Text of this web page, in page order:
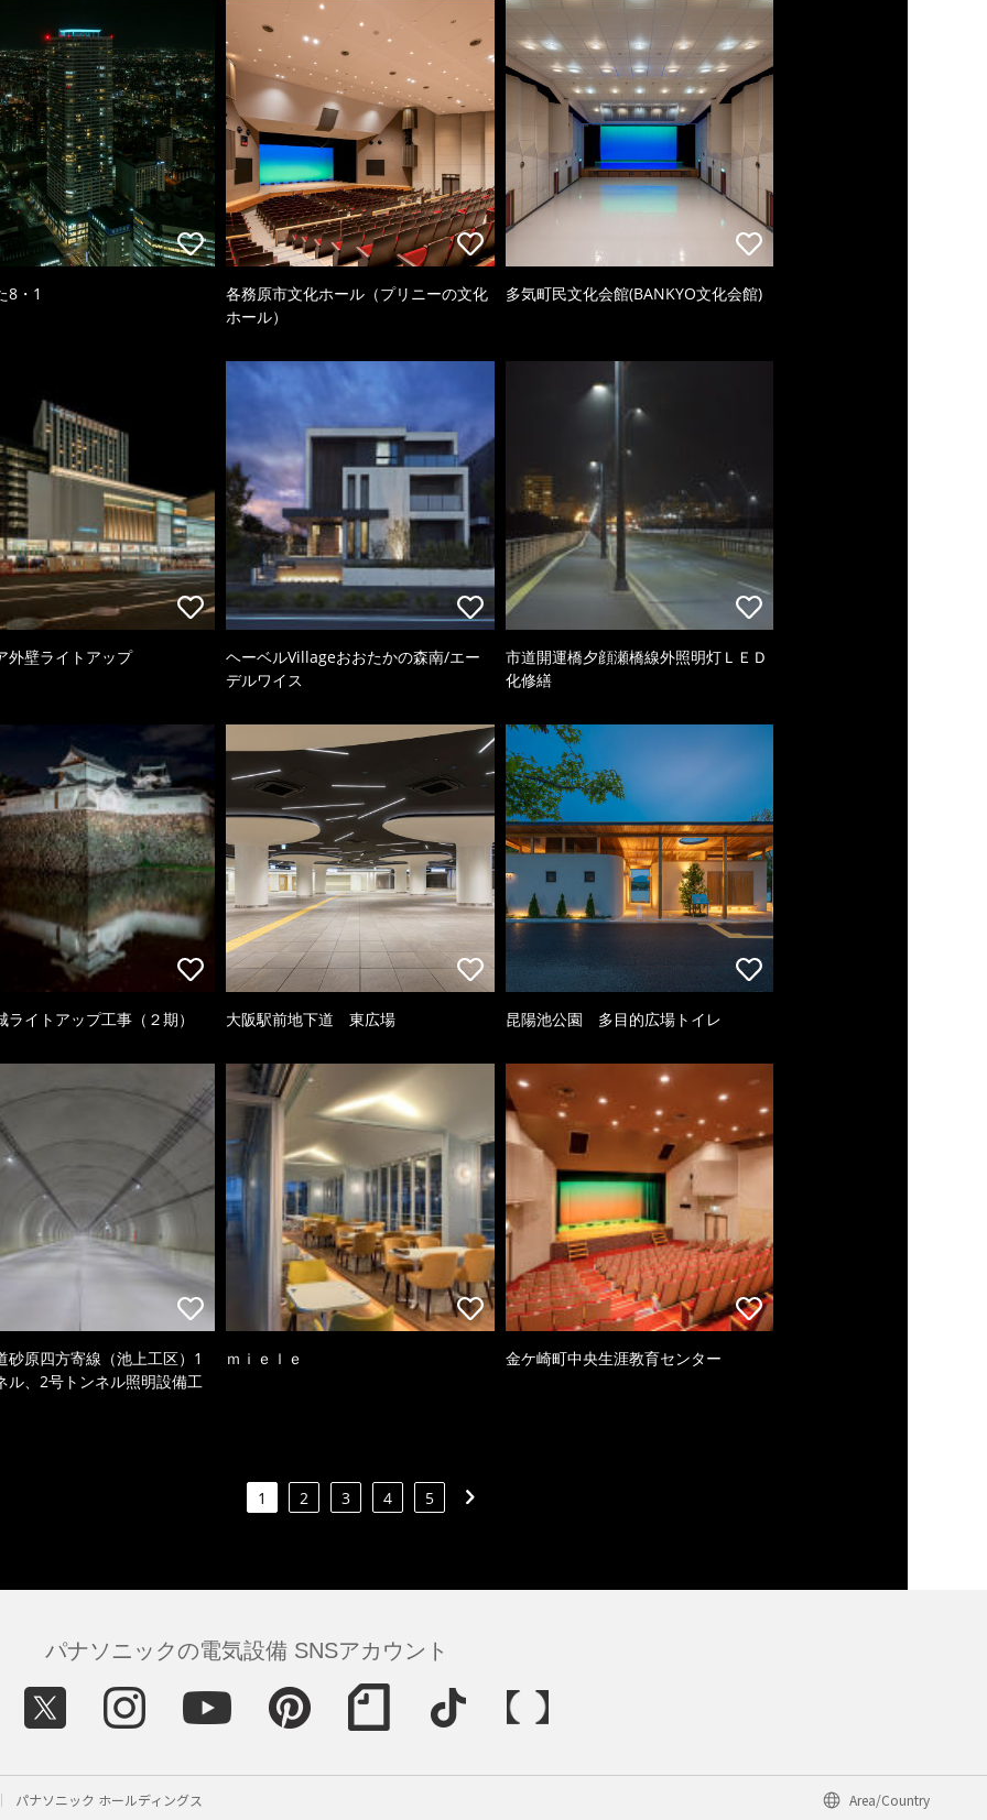
8・1
各務原市文化ホール（プリニーの文化
ホール）
多気町民文化会館(BANKYO文化会館)
外壁ライトアップ
ヘーベルVillageおおたかの森南/エー
デルワイス
市道開運橋夕顔瀬橋線外照明灯ＬＥＤ
化修繕
ライトアップ工事（２期） 大阪駅前地下道 東広場 昆陽池公園 多目的広場トイレ
砂原四方寄線（池上工区）1
ル、2号トンネル照明設備工
ｍｉｅｌｅ 金ケ崎町中央生涯教育センター
1 2 3 4 5
パナソニックの電気設備 SNSアカウント
パナソニック ホールディングス Area/Country